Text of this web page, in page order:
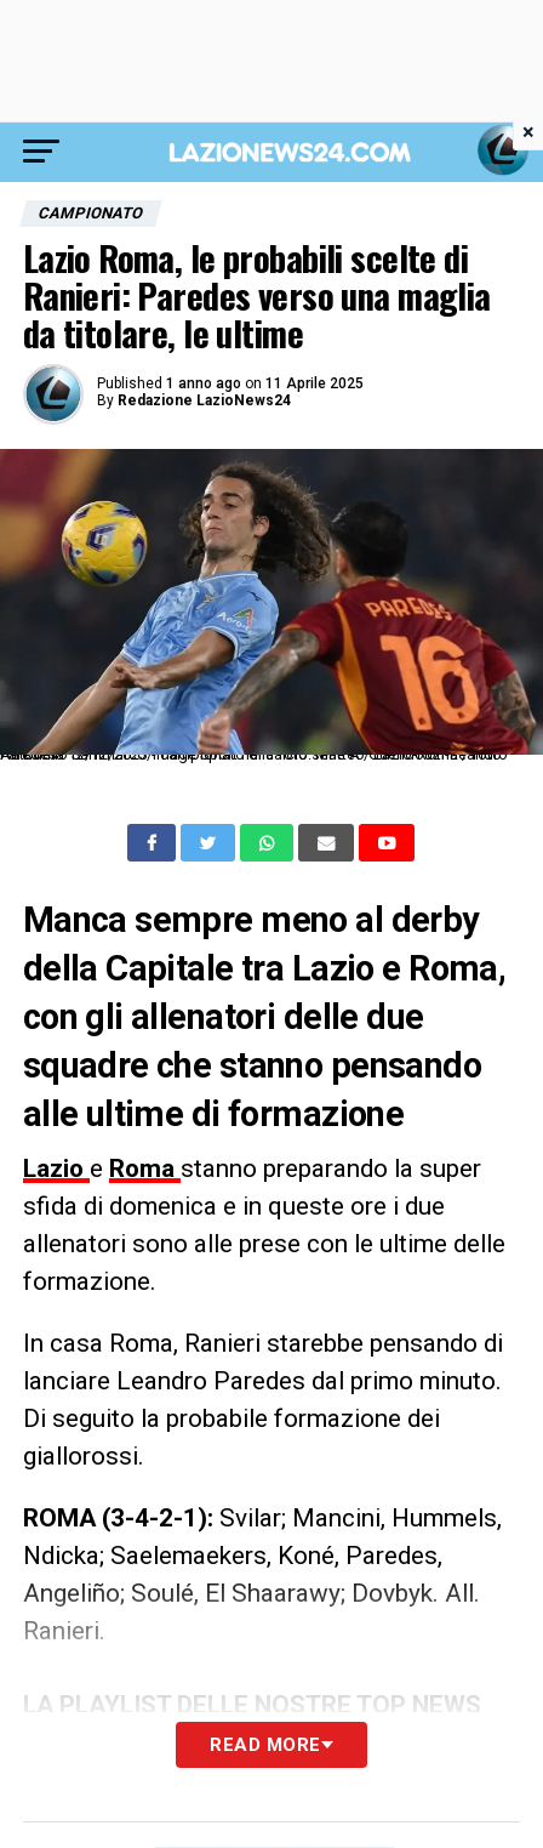
CAMPIONATO
Lazio Roma, le probabili scelte di
Ranieri: Paredes verso una maglia
da titolare, le ultime
Published 1 anno ago on 11 Aprile 2025
By Redazione LazioNews24
As Roma 12/12/2023 - campionato di calcio serie A / Lazio-Roma / foto Antonello Sammarco/Image Sport nella foto: Matteo Guendouzi-Leandro Paredes
Manca sempre meno al derby
della Capitale tra Lazio e Roma,
con gli allenatori delle due
squadre che stanno pensando
alle ultime di formazione
Lazio e Roma stanno preparando la super
sfida di domenica e in queste ore i due
allenatori sono alle prese con le ultime delle
formazione.
In casa Roma, Ranieri starebbe pensando di
lanciare Leandro Paredes dal primo minuto.
Di seguito la probabile formazione dei
giallorossi.
ROMA (3-4-2-1): Svilar; Mancini, Hummels,
Ndicka; Saelemaekers, Koné, Paredes,
Angeliño; Soulé, El Shaarawy; Dovbyk. All.
Ranieri.
LA PLAYLIST DELLE NOSTRE TOP NEWS
READ MORE
×